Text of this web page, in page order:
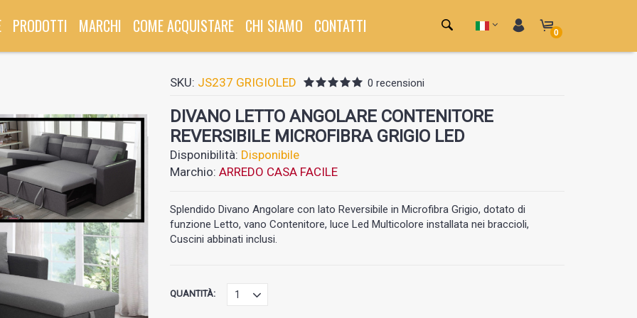
0
PRODOTTI MARCHI COME ACQUISTARE CHI SIAMO CONTATTI
SKU: JS237 GRIGIOLED 0 recensioni
DIVANO LETTO ANGOLARE CONTENITORE
REVERSIBILE MICROFIBRA GRIGIO LED
Disponibilità: Disponibile
Marchio: ARREDO CASA FACILE
Splendido Divano Angolare con lato Reversibile in Microfibra Grigio, dotato di
funzione Letto, vano Contenitore, luce Led Multicolore installata nei braccioli,
Cuscini abbinati inclusi.
QUANTITÀ: